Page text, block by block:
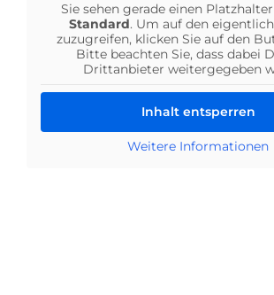
Sie sehen gerade einen
Standard. Um auf den
zuzugreifen, klicken Sie auf den
Bitte beachten Sie, dass dabei
Drittanbieter weitergegeben
Inhalt entsperren
Weitere Informationen